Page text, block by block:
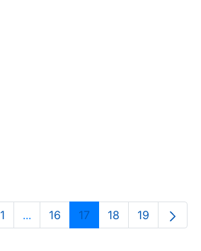
Orrialdea
1 ...Intermediate Pages Use TAB to
Orrialdea
16 Orrialdea
17 Orrialdea
18 Orrialdea
19